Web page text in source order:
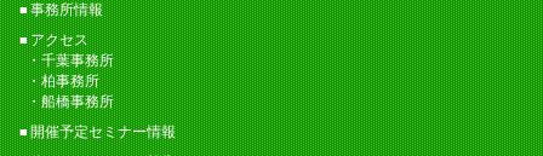
事務所情報
アクセス
千葉事務所
柏事務所
船橋事務所
開催予定セミナー情報